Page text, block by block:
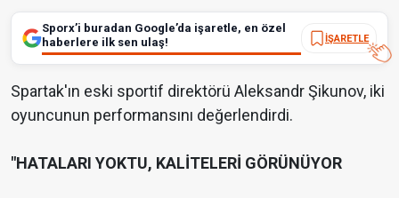
Sporx’i buradan Google’da işaretle, en özel
haberlere ilk sen ulaş!
İŞARETLE
Spartak'ın eski sportif direktörü Aleksandr Şikunov, iki
oyuncunun performansını değerlendirdi.
"HATALARI YOKTU, KALİTELERİ GÖRÜNÜYOR